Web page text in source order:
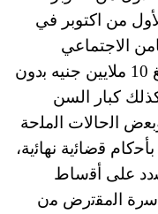
الأول من اكتوبر في
الاجتماعي
الدكتورة غادة والي ، بإجمالي مبلغ 10 ملايين جنيه ﺑدون
كبار السن
اﻟﺣﺎﻻت اﻟﻣﻠﺣﺔ
ﻗﺿﺎﺋﯾﺔ ﻧﻬﺎﺋﯾﺔ،
ﻋﻠﻰ أﻗﺳﺎط
إعفاءأﺳرة اﻟﻣﻘﺗرض ﻣن